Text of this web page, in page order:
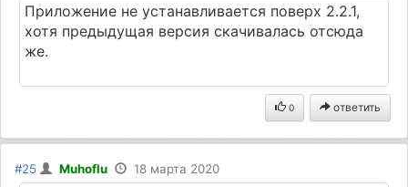
Приложение не устанавливается поверх 2.2.1,
хотя предыдущая версия скачивалась отсюда
же.
0 ответить
#25 Muhoflu 18 марта 2020